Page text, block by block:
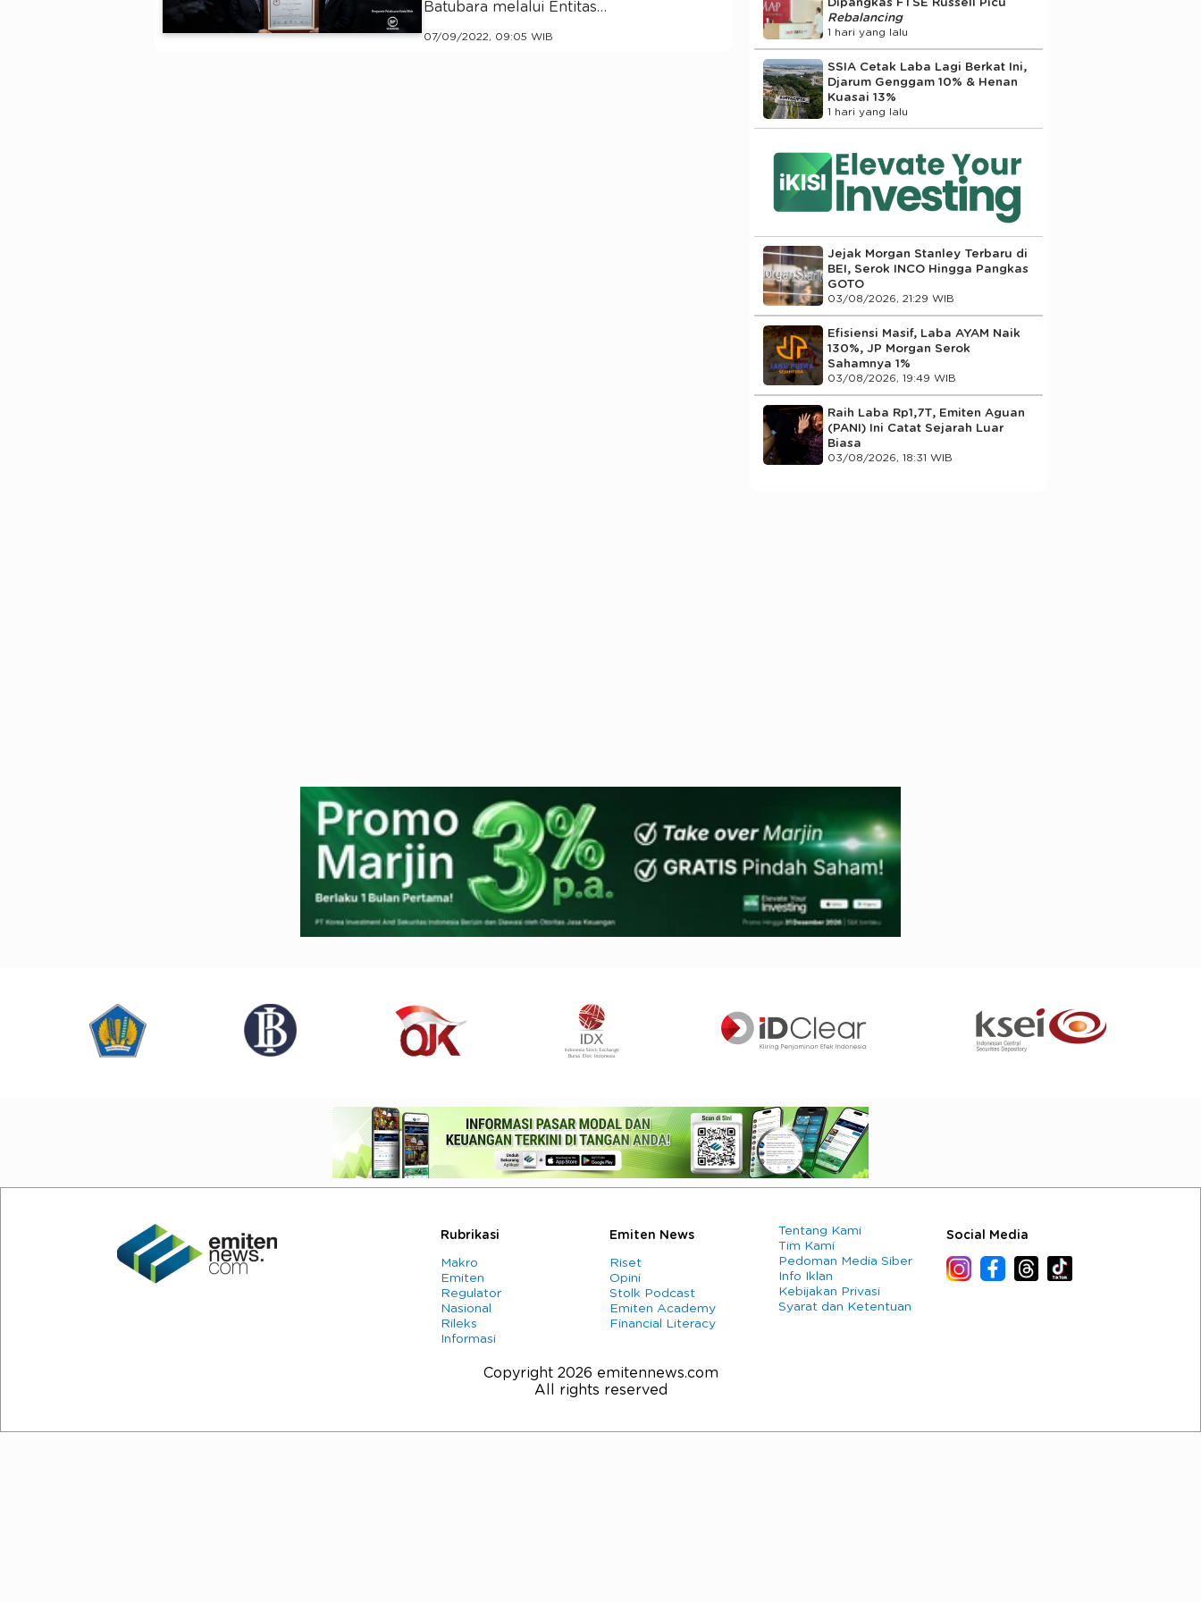
Batubara melalui Entitas…
07/09/2022, 09:05 WIB
Dipangkas FTSE Russell Picu
Rebalancing
1 hari yang lalu
SSIA Cetak Laba Lagi Berkat Ini,
Djarum Genggam 10% & Henan
Kuasai 13%
1 hari yang lalu
Jejak Morgan Stanley Terbaru di
BEI, Serok INCO Hingga Pangkas
GOTO
03/08/2026, 21:29 WIB
Efisiensi Masif, Laba AYAM Naik
130%, JP Morgan Serok
Sahamnya 1%
03/08/2026, 19:49 WIB
Raih Laba Rp1,7T, Emiten Aguan
(PANI) Ini Catat Sejarah Luar
Biasa
03/08/2026, 18:31 WIB
Rubrikasi
Makro
Emiten
Regulator
Nasional
Rileks
Informasi
Emiten News
Riset
Opini
Stolk Podcast
Emiten Academy
Financial Literacy
Tentang Kami
Tim Kami
Pedoman Media Siber
Info Iklan
Kebijakan Privasi
Syarat dan Ketentuan
Social Media
Copyright 2026 emitennews.com
All rights reserved